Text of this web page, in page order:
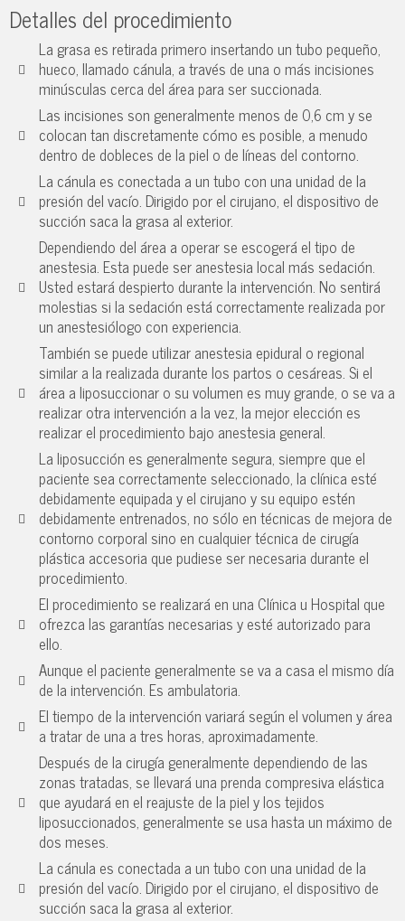
Detalles del procedimiento
La grasa es retirada primero insertando un tubo pequeño,
hueco, llamado cánula, a través de una o más incisiones
minúsculas cerca del área para ser succionada.
Las incisiones son generalmente menos de 0,6 cm y se
colocan tan discretamente cómo es posible, a menudo
dentro de dobleces de la piel o de líneas del contorno.
La cánula es conectada a un tubo con una unidad de la
presión del vacío. Dirigido por el cirujano, el dispositivo de
succión saca la grasa al exterior.
Dependiendo del área a operar se escogerá el tipo de
anestesia. Esta puede ser anestesia local más sedación.
Usted estará despierto durante la intervención. No sentirá
molestias si la sedación está correctamente realizada por
un anestesiólogo con experiencia.
También se puede utilizar anestesia epidural o regional
similar a la realizada durante los partos o cesáreas. Si el
área a liposuccionar o su volumen es muy grande, o se va a
realizar otra intervención a la vez, la mejor elección es
realizar el procedimiento bajo anestesia general.
La liposucción es generalmente segura, siempre que el
paciente sea correctamente seleccionado, la clínica esté
debidamente equipada y el cirujano y su equipo estén
debidamente entrenados, no sólo en técnicas de mejora de
contorno corporal sino en cualquier técnica de cirugía
plástica accesoria que pudiese ser necesaria durante el
procedimiento.
El procedimiento se realizará en una Clínica u Hospital que
ofrezca las garantías necesarias y esté autorizado para
ello.
Aunque el paciente generalmente se va a casa el mismo día
de la intervención. Es ambulatoria.
El tiempo de la intervención variará según el volumen y área
a tratar de una a tres horas, aproximadamente.
Después de la cirugía generalmente dependiendo de las
zonas tratadas, se llevará una prenda compresiva elástica
que ayudará en el reajuste de la piel y los tejidos
liposuccionados, generalmente se usa hasta un máximo de
dos meses.
La cánula es conectada a un tubo con una unidad de la
presión del vacío. Dirigido por el cirujano, el dispositivo de
succión saca la grasa al exterior.